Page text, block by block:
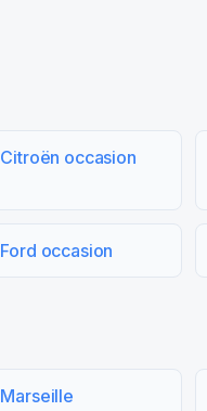
Citroën occasion
Ford occasion
Marseille